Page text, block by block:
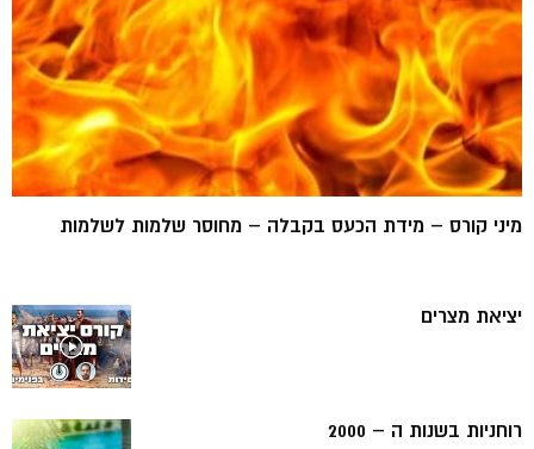
מיני קורס – מידת הכעס בקבלה – מחוסר שלמות לשלמות
יציאת מצרים
רוחניות בשנות ה – 2000